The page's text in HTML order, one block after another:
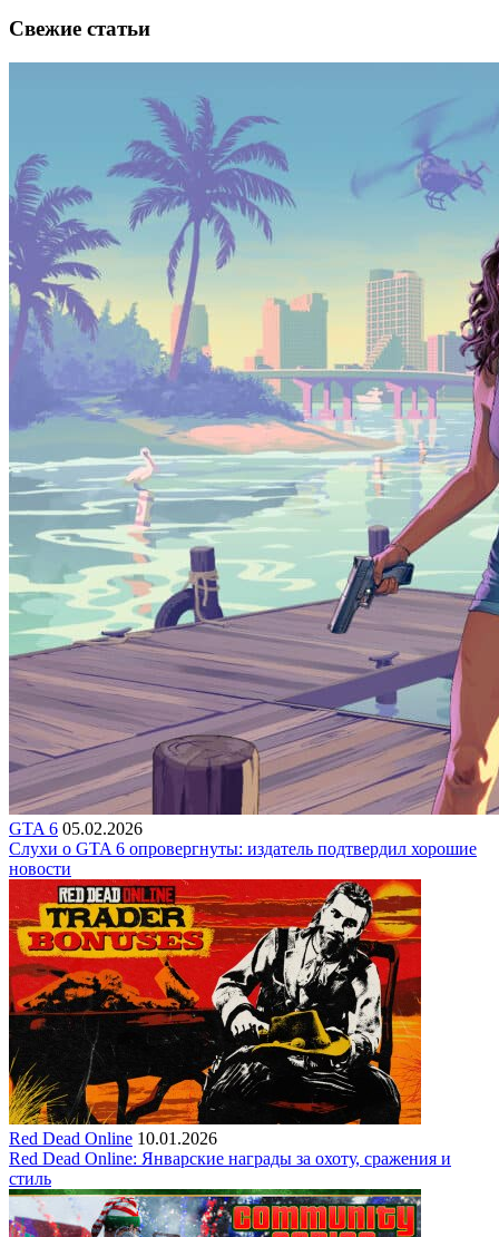
Свежие статьи
GTA 6 05.02.2026
Слухи о GTA 6 опровергнуты: издатель подтвердил хорошие
новости
Red Dead Online 10.01.2026
Red Dead Online: Январские награды за охоту, сражения и
стиль